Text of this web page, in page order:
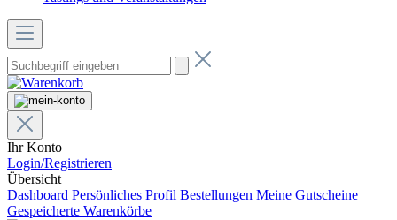
Ihr Konto
Login/Registrieren
Übersicht
Dashboard Persönliches Profil Bestellungen Meine Gutscheine
Gespeicherte Warenkörbe